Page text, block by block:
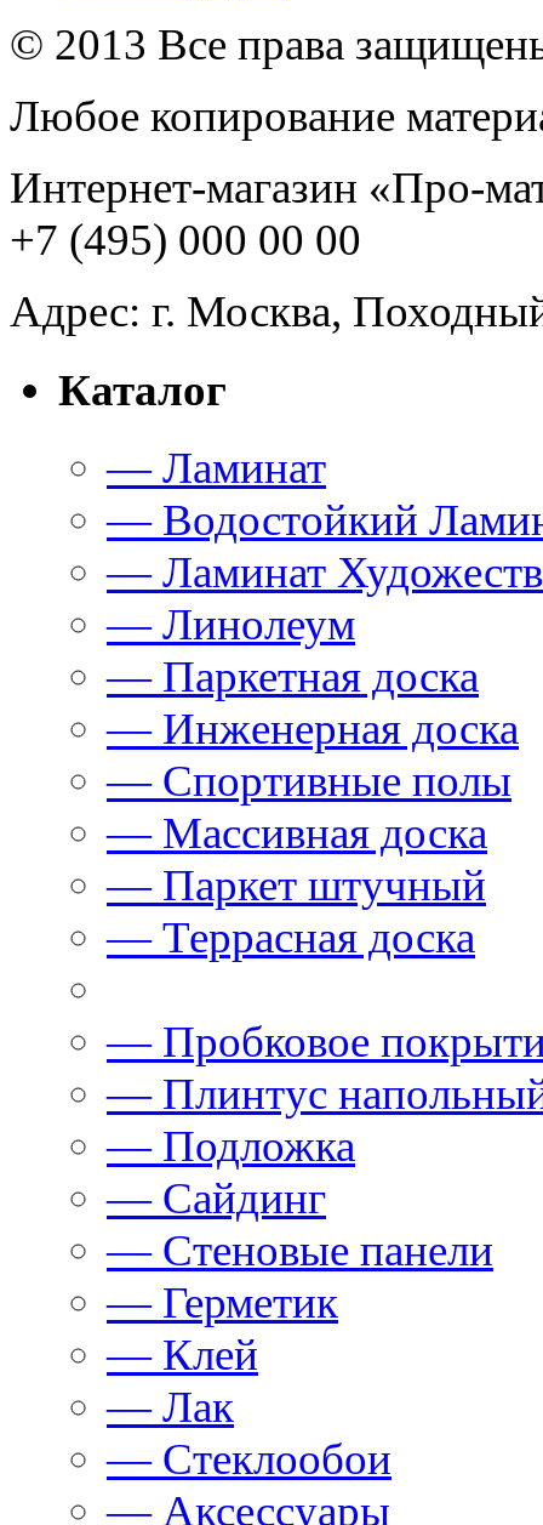
© 2013 Все права
Любое копирование
Интернет-магазин «Про-
+7 (495) 000 00 00
Адрес: г. Москва,
Каталог
— Ламинат
— Водостойкий
— Ламинат
— Линолеум
— Паркетная доска
— Инженерная доска
— Спортивные полы
— Массивная доска
— Паркет штучный
— Террасная доска
— Пробковое
— Плинтус
— Подложка
— Сайдинг
— Стеновые панели
— Герметик
— Клей
— Лак
— Стеклообои
— Аксессуары